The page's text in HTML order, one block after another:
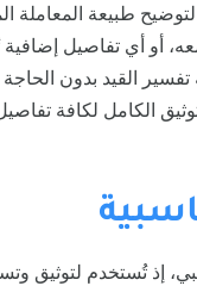
طبيعة المعاملة
أو أي تفاصيل إضافية
القيد بدون
الكامل لكافة
إذ تُستخدم لتوثيق